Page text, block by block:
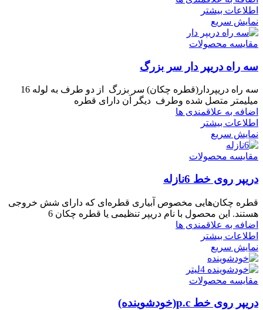
اطلاعات بیشتر
نمایش سریع
مقایسه محصولات
سه راه دریپر دار سر بزرگ
سه راه دریپردار(قطره چکان) سر بزرگ از دو طرف به لوله 16
میلیمتر متصل شده وطرف دیگر آن دارای قطره
اضافه به علاقمندی ها
اطلاعات بیشتر
نمایش سریع
مقایسه محصولات
دریپر روی خط 6نازله
قطره چکان‌هایی مخصوص آبیاری قطره‌ای که دارای شش خروجی
هستند. این محصول با نام دریپر تنظیمی یا قطره چکان 6
اضافه به علاقمندی ها
اطلاعات بیشتر
نمایش سریع
مقایسه محصولات
دریپر روی خط p.c(خودشوینده)